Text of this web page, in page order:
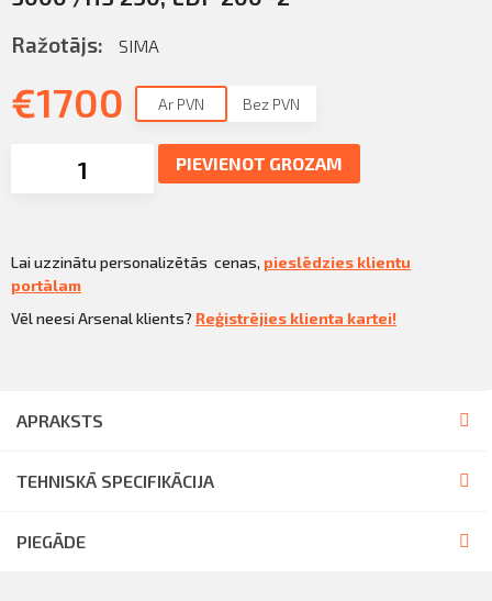
KLIENTU PORTĀLS
KĻŪT PAR KLIENTU
Iziet
Ražotājs: SIMA
€1700 Ar PVN Bez PVN
PIEVIENOT GROZAM
Lai uzzinātu personalizētās cenas, pieslēdzies klientu
portālam
Vēl neesi Arsenal klients? Reģistrējies klienta kartei!
APRAKSTS
TEHNISKĀ SPECIFIKĀCIJA
PIEGĀDE